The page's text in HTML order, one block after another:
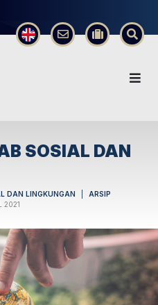
×
SOSIAL DAN
DAN LINGKUNGAN
ARSIP
2021